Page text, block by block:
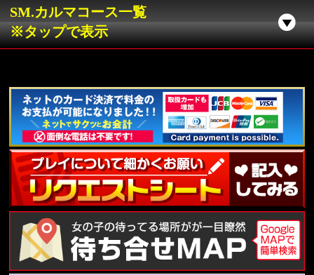
SM.カルマコース一覧
※タップで表示